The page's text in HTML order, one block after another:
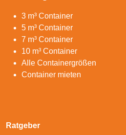
3 m³ Container
5 m³ Container
7 m³ Container
10 m³ Container
Alle Containergrößen
Container mieten
Ratgeber